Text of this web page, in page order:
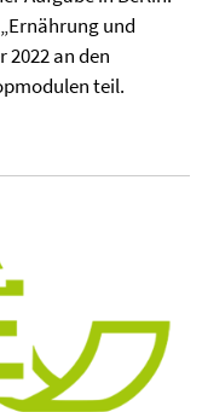
und
an den
teil.